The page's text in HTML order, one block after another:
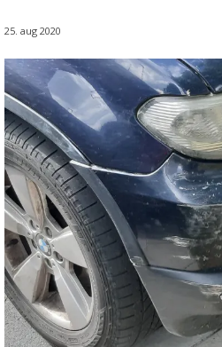
25. aug 2020